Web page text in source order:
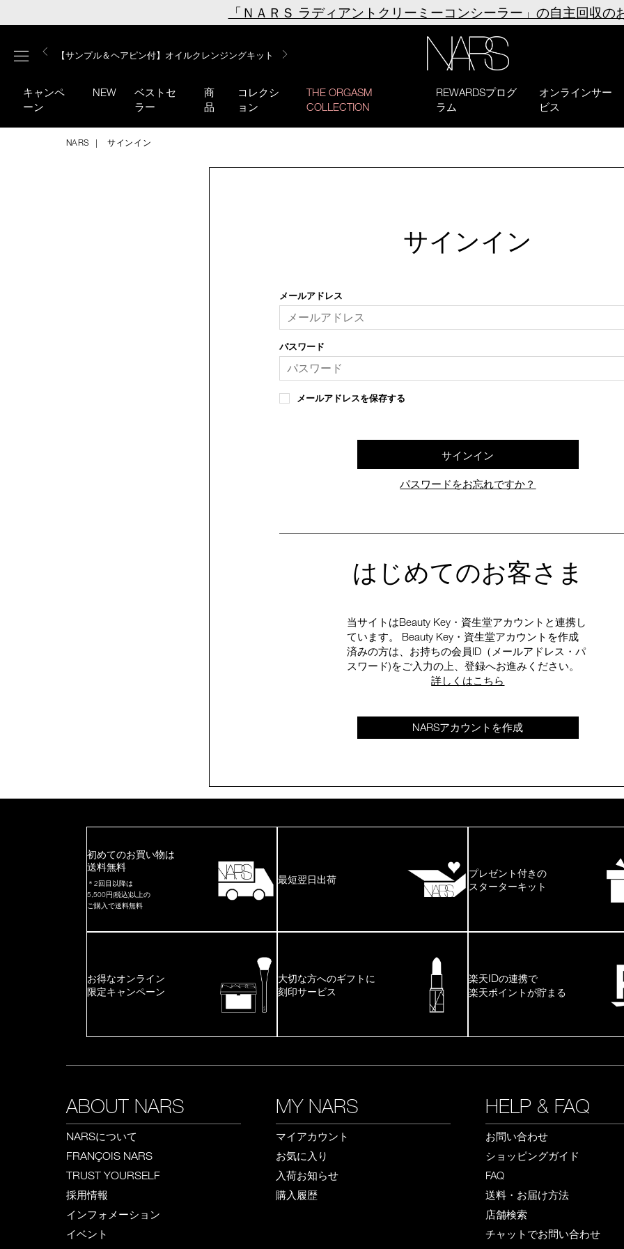
content
「ＮＡＲＳ ラディアントクリーミーコンシーラー」の自主回収の
メニュー
【ミニパフプレゼント】新リキッドブラッシュご購入でプ
レゼント
【はじめての購入はこちらから】新リキッドブラッシュス
ターターキット
【サンプル＆ヘアピン付】オイルクレンジングキット
【ギフトショッパープレゼント】カラーアイテムをあの人
へのプレゼントに
【ポーチ＆ブラッシュプレゼント】ORGASM CAMPAIGN
キャンペ
ーン
NEW
ベストセ
ラー
商
品
コレクシ
ョン
THE ORGASM
COLLECTION
REWARDSプログ
ラム
オンラインサー
ビス
NARS サインイン
サインイン
メールアドレス
パスワード
メールアドレスを保存する
サインイン
パスワードをお忘れですか？
はじめてのお客さま
当サイトはBeauty Key・資生堂アカウントと連携し
ています。 Beauty Key・資生堂アカウントを作成
済みの方は、お持ちの会員ID（メールアドレス・パ
スワード)をご入力の上、登録へお進みください。
詳しくはこちら
NARSアカウントを作成
初めてのお買い物は
送料無料
＊2回目以降は
5,500円(税込)以上の
ご購入で送料無料
最短翌日出荷
プレゼント付きの
スターターキット
お得なオンライン
限定キャンペーン
大切な方へのギフトに
刻印サービス
楽天IDの連携で
楽天ポイントが貯まる
ABOUT NARS
NARSについて
FRANÇOIS NARS
TRUST YOURSELF
採用情報
インフォメーション
イベント
MY NARS
マイアカウント
お気に入り
入荷お知らせ
購入履歴
HELP & FAQ
お問い合わせ
ショッピングガイド
FAQ
送料・お届け方法
店舗検索
チャットでお問い合わせ